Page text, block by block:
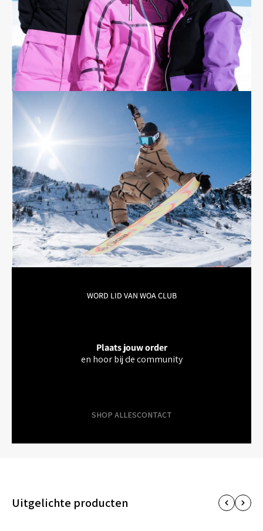
WORD LID VAN WOA CLUB
Plaats jouw order
en hoor bij de community
SHOP ALLESCONTACT
Uitgelichte producten